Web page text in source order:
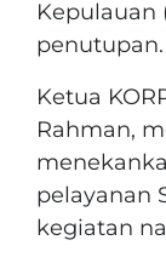
Kepulauan
penutupan.
Ketua
Rahman,
pelayanan
kegiatan